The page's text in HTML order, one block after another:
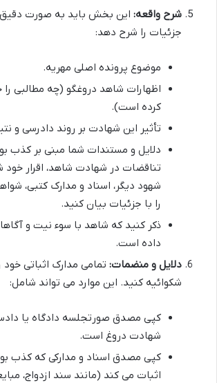
شرح واقعه: این بخش باید به صورت دقیق
جزئیات را شرح دهد:
موضوع پرونده اصلی مهریه.
اظهارات شاهد دروغگو (چه مطالبی را
کرده است).
تأثیر این شهادت بر روند دادرسی و
دلایل و مستندات شما مبنی بر کذب
تناقضات در شهادت شاهد، اقرار
شهود دیگر، اسناد و مدارک کتبی،
را با جزئیات بیان کنید.
ذکر کنید که شاهد با سوء نیت و
داده است.
دلایل و منضمات: تمامی مدارک اثباتی
شکوائیه کنید. این موارد می تواند شامل:
کپی مصدق صورتجلسه دادگاه یا
شهادت دروغ است.
کپی مصدق اسناد و مدارکی که کذب
اثبات می کند (مانند سند ازدواج،